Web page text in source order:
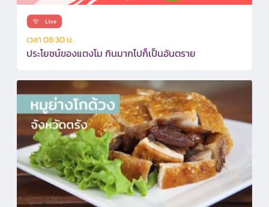
เวลา 08:30 น.
ประโยชน์ของแตงโม กินมากไปก็เป็นอันตราย